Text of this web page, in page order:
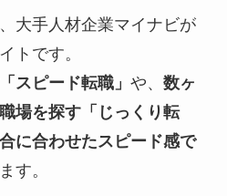
大手人材企業マイナビが
トです。
スピード転職」 や、 数ヶ
場を探す「じっくり転
に合わせたスピード感で
す。